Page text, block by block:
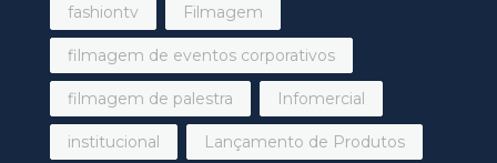
fashiontv Filmagem
filmagem de eventos corporativos
filmagem de palestra Infomercial
institucional Lançamento de Produtos